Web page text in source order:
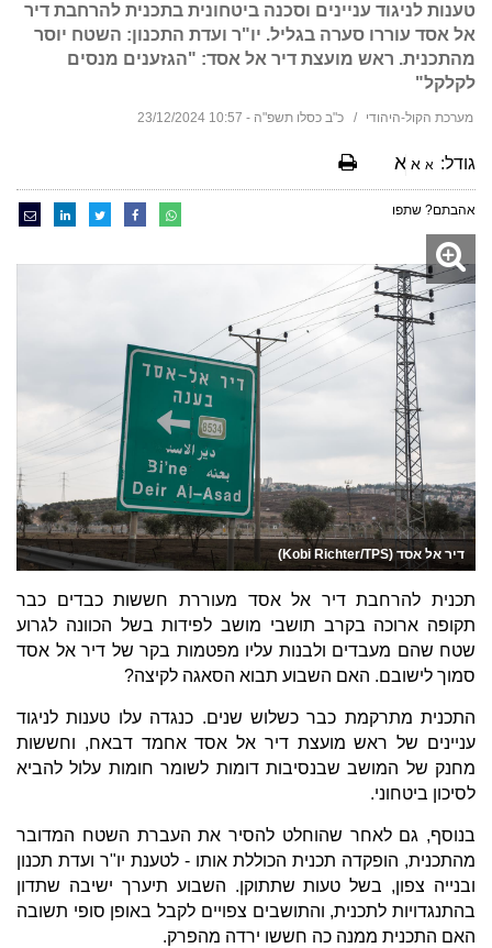
טענות לניגוד עניינים וסכנה ביטחונית בתכנית להרחבת דיר
אל אסד עוררו סערה בגליל. יו"ר ועדת התכנון: השטח יוסר
מהתכנית. ראש מועצת דיר אל אסד: "הגזענים מנסים
לקלקל"
מערכת הקול-היהודי כ"ב כסלו תשפ"ה - 10:57 23/12/2024
גודל: א א א
אהבתם? שתפו
דיר אל אסד (Kobi Richter/TPS)
תכנית להרחבת דיר אל אסד מעוררת חששות כבדים כבר
תקופה ארוכה בקרב תושבי מושב לפידות בשל הכוונה לגרוע
שטח שהם מעבדים ולבנות עליו מפטמות בקר של דיר אל אסד
סמוך לישובם. האם השבוע תבוא הסאגה לקיצה?
התכנית מתרקמת כבר כשלוש שנים. כנגדה עלו טענות לניגוד
עניינים של ראש מועצת דיר אל אסד אחמד דבאח, וחששות
מחנק של המושב שבנסיבות דומות לשומר חומות עלול להביא
לסיכון ביטחוני.
בנוסף, גם לאחר שהוחלט להסיר את העברת השטח המדובר
מהתכנית, הופקדה תכנית הכוללת אותו - לטענת יו"ר ועדת תכנון
ובנייה צפון, בשל טעות שתתוקן. השבוע תיערך ישיבה שתדון
בהתנגדויות לתכנית, והתושבים צפויים לקבל באופן סופי תשובה
האם התכנית ממנה כה חששו ירדה מהפרק.